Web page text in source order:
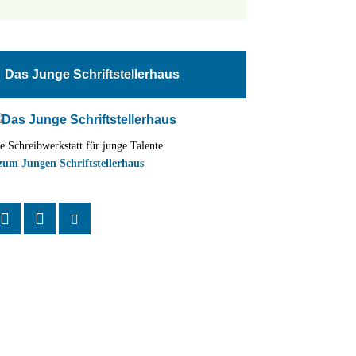
Das Junge Schriftstellerhaus
Schreibwerkstatt für junge Talente
Jungen Schriftstellerhaus